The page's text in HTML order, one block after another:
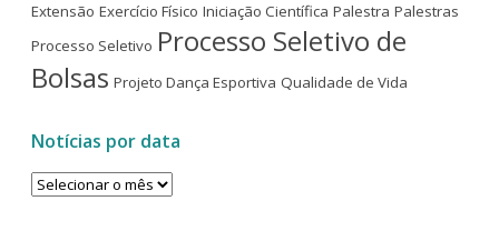
Extensão Exercício Físico Iniciação Científica Palestra Palestras
Processo Seletivo Processo Seletivo de
Bolsas Projeto Dança Esportiva Qualidade de Vida
Notícias por data
Notícias